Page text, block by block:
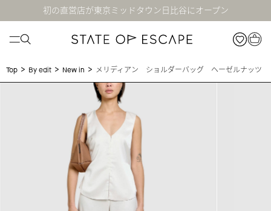
初の直営店が東京ミッドタウン日比谷にオープン
Top > By edit > New in > メリディアン ショルダーバッグ ヘーゼルナッツ